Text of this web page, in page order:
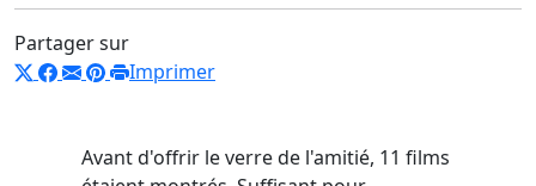
Partager sur
Imprimer
Avant d'offrir le verre de l'amitié, 11 films